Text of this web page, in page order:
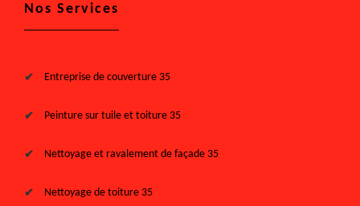
Nos Services
Entreprise de couverture 35
Peinture sur tuile et toiture 35
Nettoyage et ravalement de façade 35
Nettoyage de toiture 35